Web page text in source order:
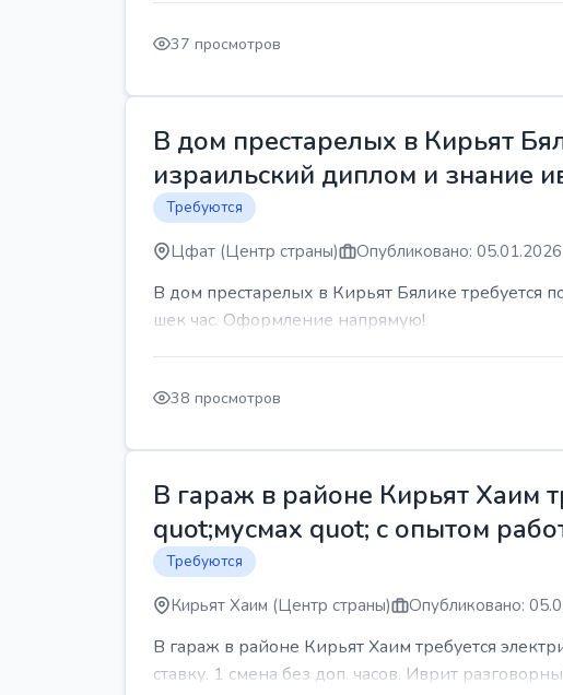
37 просмотров
В дом престарелых в Кирьят
израильский диплом и знание
Требуются
Цфат (Центр страны) Опубликовано: 05.01.2026
В дом престарелых в Кирьят Бялике требуется
шек час. Оформление напрямую!
38 просмотров
В гараж в районе Кирьят Хаим
quot;мусмах quot; с опытом
Требуются
Кирьят Хаим (Центр страны) Опубликовано:
В гараж в районе Кирьят Хаим требуется
ставку. 1 смена без доп. часов. Иврит